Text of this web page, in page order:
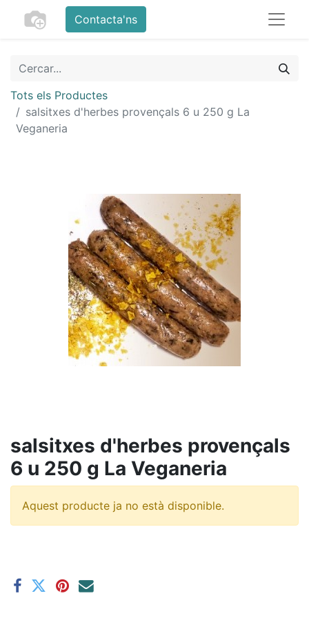
Contacta'ns
Tots els Productes
salsitxes d'herbes provençals 6 u 250 g La
Veganeria
salsitxes d'herbes provençals
6 u 250 g La Veganeria
Aquest producte ja no està disponible.